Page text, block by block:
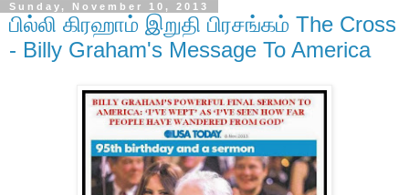
Sunday, November 10, 2013
பில்லி கிரஹாம் இறுதி பிரசங்கம் The Cross
- Billy Graham's Message To America